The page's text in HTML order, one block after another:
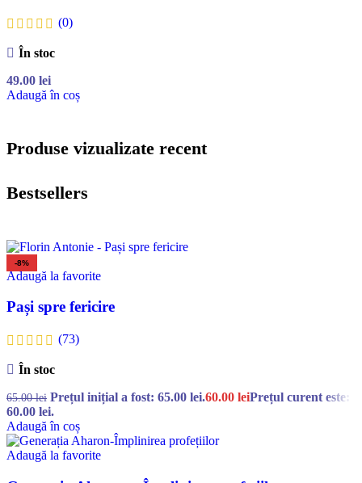
(0)
În stoc
49.00 lei
Adaugă în coș
Produse vizualizate recent
Bestsellers
-8%
Adaugă la favorite
Pași spre fericire
(73)
În stoc
65.00lei Prețul inițial a fost: 65.00 lei.60.00 leiPrețul curent este:
60.00 lei.
Adaugă în coș
Adaugă la favorite